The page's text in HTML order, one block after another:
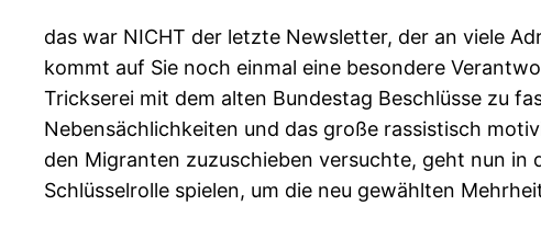
das war NICHT der letzte Newsletter, der an viele
kommt auf Sie noch einmal eine besondere
Trickserei mit dem alten Bundestag Beschlüsse zu
Nebensächlichkeiten und das große rassistisch
den Migranten zuzuschieben versuchte, geht nun in
Schlüsselrolle spielen, um die neu gewählten